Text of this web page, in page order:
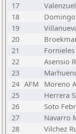
17
18
19
20
21
22
Asensio
23
24 AFM Moreno
25
Herrera
26
Soto
27
Navarro
28
Vilchez